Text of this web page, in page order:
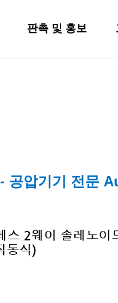
판촉 및 홍보
- 공압기기 전문